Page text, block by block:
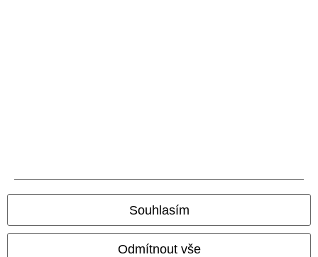
Souhlasím
Odmítnout vše
Stáhněte si novou EMP aplikaci zdarma a využijte všechny nové
funkce a výhody!